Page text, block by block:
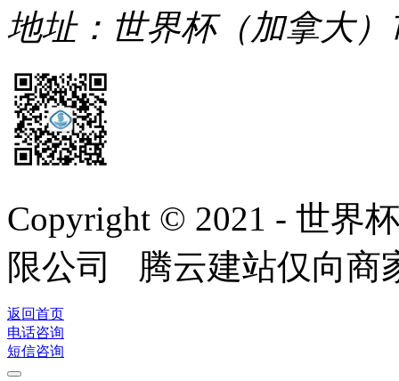
地址：世界杯（加拿大
Copyright © 2021 - 世界
限公司 腾云建站仅向商
返回首页
电话咨询
短信咨询